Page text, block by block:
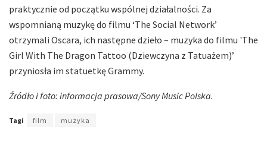
praktycznie od początku wspólnej działalności. Za
wspomnianą muzykę do filmu ‘The Social Network’
otrzymali Oscara, ich następne dzieło – muzyka do filmu 'The
Girl With The Dragon Tattoo (Dziewczyna z Tatuażem)’
przyniosła im statuetkę Grammy.
Źródło i foto: informacja prasowa/Sony Music Polska.
Tagi film muzyka